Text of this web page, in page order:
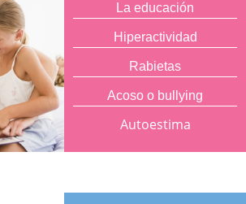
La educación
Hiperactividad
Rabietas
Acoso o bullying
Autoestima